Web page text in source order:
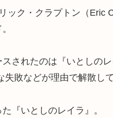
ック・クラプトン（Eric
されたのは『いとしの
失敗などが理由で解散し
『いとしのレイラ』。